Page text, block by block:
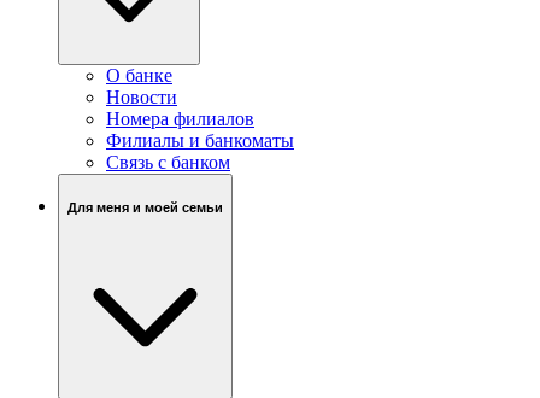
О банке
Новости
Номера филиалов
Филиалы и банкоматы
Связь c банком
Для меня и моей семьи